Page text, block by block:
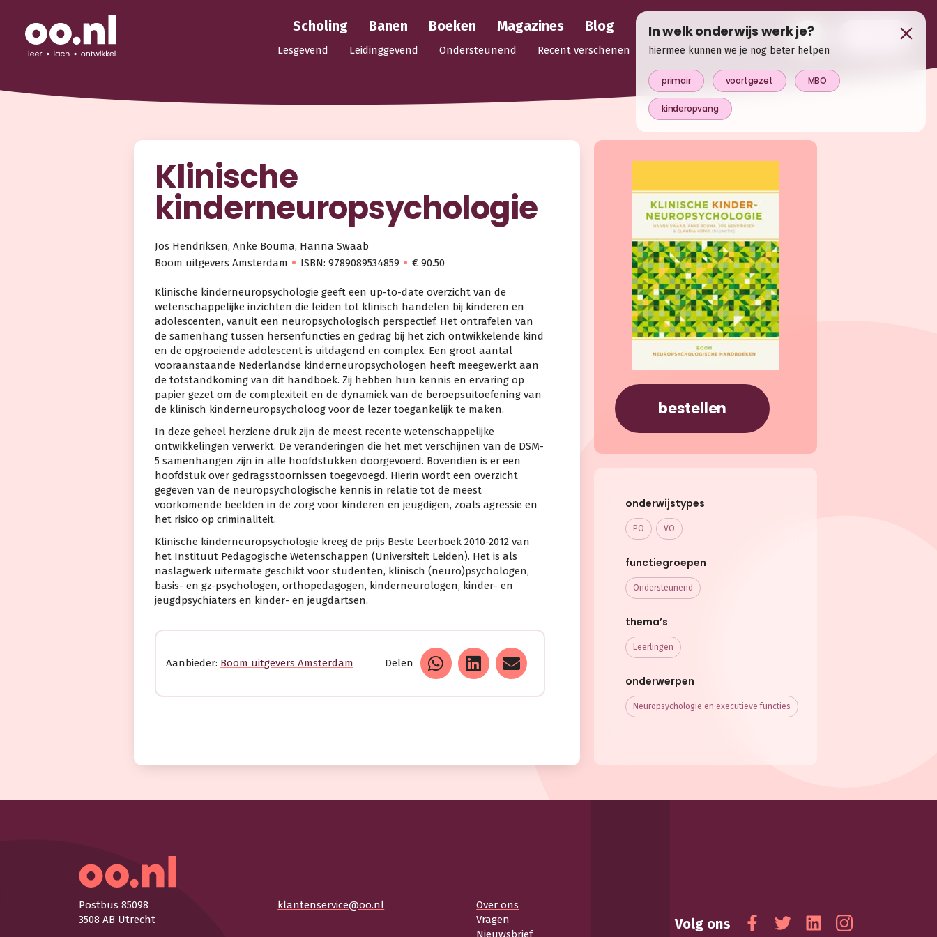
Scholing Banen Boeken Magazines Blog
Lesgevend Leidinggevend Ondersteunend Recent verschenen
Klinische
kinderneuropsychologie
Jos Hendriksen, Anke Bouma, Hanna Swaab
Boom uitgevers Amsterdam
ISBN: 9789089534859 € 90.50
Klinische kinderneuropsychologie geeft een up-to-date overzicht van de
wetenschappelijke inzichten die leiden tot klinisch handelen bij kinderen en
adolescenten, vanuit een neuropsychologisch perspectief. Het ontrafelen van
de samenhang tussen hersenfuncties en gedrag bij het zich ontwikkelende kind
en de opgroeiende adolescent is uitdagend en complex. Een groot aantal
vooraanstaande Nederlandse kinderneuropsychologen heeft meegewerkt aan
de totstandkoming van dit handboek. Zij hebben hun kennis en ervaring op
papier gezet om de complexiteit en de dynamiek van de beroepsuitoefening van
de klinisch kinderneuropsycholoog voor de lezer toegankelijk te maken.
In deze geheel herziene druk zijn de meest recente wetenschappelijke
ontwikkelingen verwerkt. De veranderingen die het met verschijnen van de DSM-
5 samenhangen zijn in alle hoofdstukken doorgevoerd. Bovendien is er een
hoofdstuk over gedragsstoornissen toegevoegd. Hierin wordt een overzicht
gegeven van de neuropsychologische kennis in relatie tot de meest
voorkomende beelden in de zorg voor kinderen en jeugdigen, zoals agressie en
het risico op criminaliteit.
Klinische kinderneuropsychologie kreeg de prijs Beste Leerboek 2010-2012 van
het Instituut Pedagogische Wetenschappen (Universiteit Leiden). Het is als
naslagwerk uitermate geschikt voor studenten, klinisch (neuro)psychologen,
basis- en gz-psychologen, orthopedagogen, kinderneurologen, kinder- en
jeugdpsychiaters en kinder- en jeugdartsen.
Aanbieder: Boom uitgevers Amsterdam Delen
bestellen
onderwijstypes
PO VO
functiegroepen
Ondersteunend
thema’s
Leerlingen
onderwerpen
Neuropsychologie en executieve functies
Postbus 85098
3508 AB Utrecht
klantenservice@oo.nl
Over ons
Vragen
Nieuwsbrief
Volg ons
In welk onderwijs werk je?
hiermee kunnen we je nog beter helpen
primair voortgezet MBO
kinderopvang